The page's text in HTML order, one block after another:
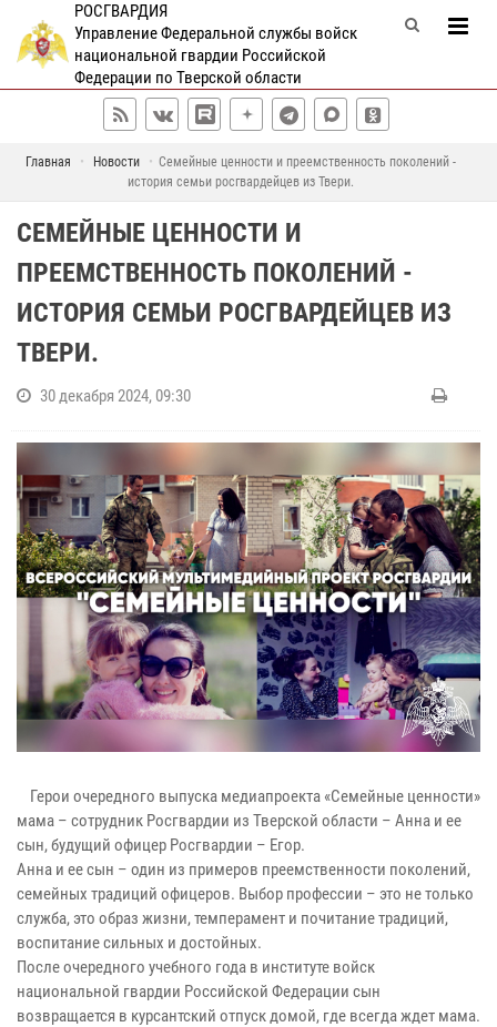
РОСГВАРДИЯ
Управление Федеральной службы войск
национальной гвардии Российской
Федерации по Тверской области
Главная Новости
Семейные ценности и преемственность поколений -
история семьи росгвардейцев из Твери.
СЕМЕЙНЫЕ ЦЕННОСТИ И
ПРЕЕМСТВЕННОСТЬ ПОКОЛЕНИЙ -
ИСТОРИЯ СЕМЬИ РОСГВАРДЕЙЦЕВ ИЗ
ТВЕРИ.
30 декабря 2024, 09:30
Герои очередного выпуска медиапроекта «Семейные ценности»
мама – сотрудник Росгвардии из Тверской области – Анна и ее
сын, будущий офицер Росгвардии – Егор.
Анна и ее сын – один из примеров преемственности поколений,
семейных традиций офицеров. Выбор профессии – это не только
служба, это образ жизни, темперамент и почитание традиций,
воспитание сильных и достойных.
После очередного учебного года в институте войск
национальной гвардии Российской Федерации сын
возвращается в курсантский отпуск домой, где всегда ждет мама.